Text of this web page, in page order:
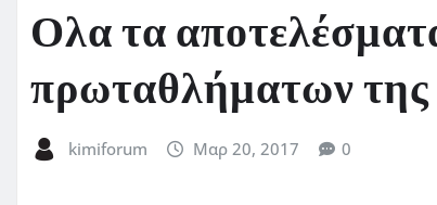
Ολα τα
πρωταθλήματων
kimiforum Μαρ 20, 2017 0